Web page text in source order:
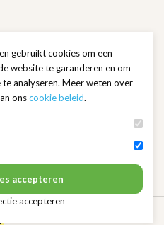
Cookieverklaring
gebruikt cookies om een
website te garanderen en om
analyseren. Meer weten over
onscookie beleid.
accepteren
accepteren